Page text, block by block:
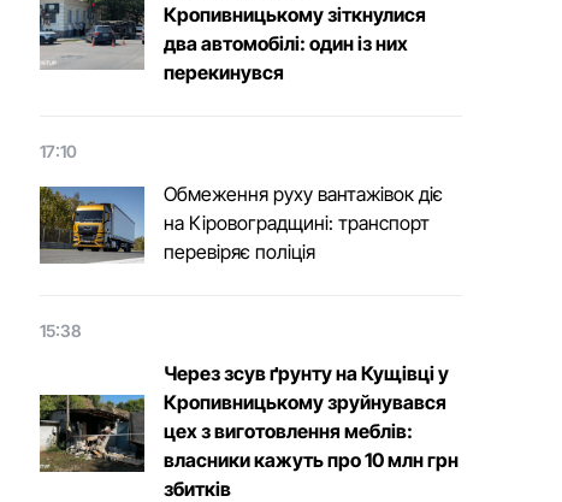
Кропивницькому зіткнулися
два автомобілі: один із них
перекинувся
17:10
Обмеження руху вантажівок діє
на Кіровоградщині: транспорт
перевіряє поліція
15:38
Через зсув ґрунту на Кущівці у
Кропивницькому зруйнувався
цех з виготовлення меблів:
власники кажуть про 10 млн грн
збитків